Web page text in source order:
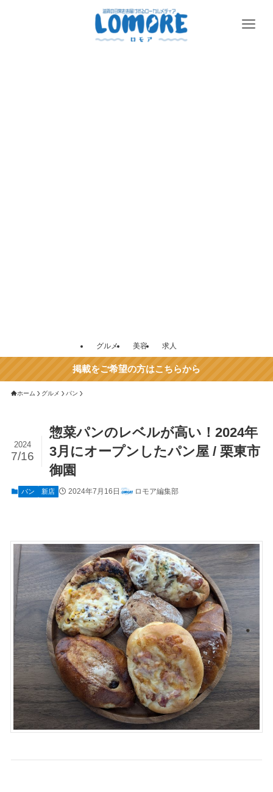
グルメ 美容 求人
掲載をご希望の方はこちらから
ホーム グルメ パン
惣菜パンのレベルが高い！2024年
3月にオープンしたパン屋 / 栗東市
御園
2024
7/16
パン 新店 2024年7月16日 ロモア編集部